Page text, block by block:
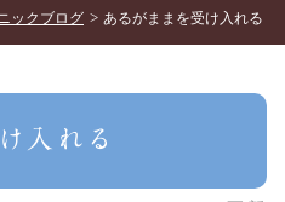
ックブログ あるがままを受け入れる
入れる